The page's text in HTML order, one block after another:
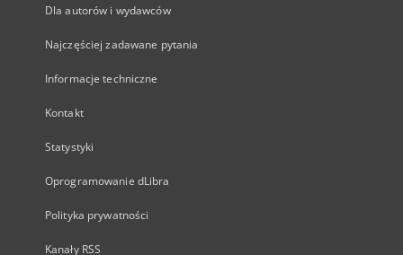
Dla autorów i wydawców
Najczęściej zadawane pytania
Informacje techniczne
Kontakt
Statystyki
Oprogramowanie dLibra
Polityka prywatności
Kanały RSS